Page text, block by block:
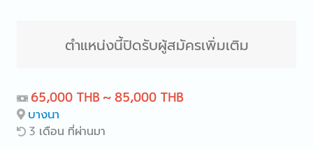
ตำแหน่งนี้ปิดรับผู้สมัครเพิ่มเติม
65,000 THB ~ 85,000 THB
บางนา
3 เดือน ที่ผ่านมา